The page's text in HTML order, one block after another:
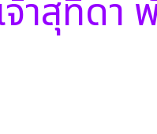
าสุทิดา